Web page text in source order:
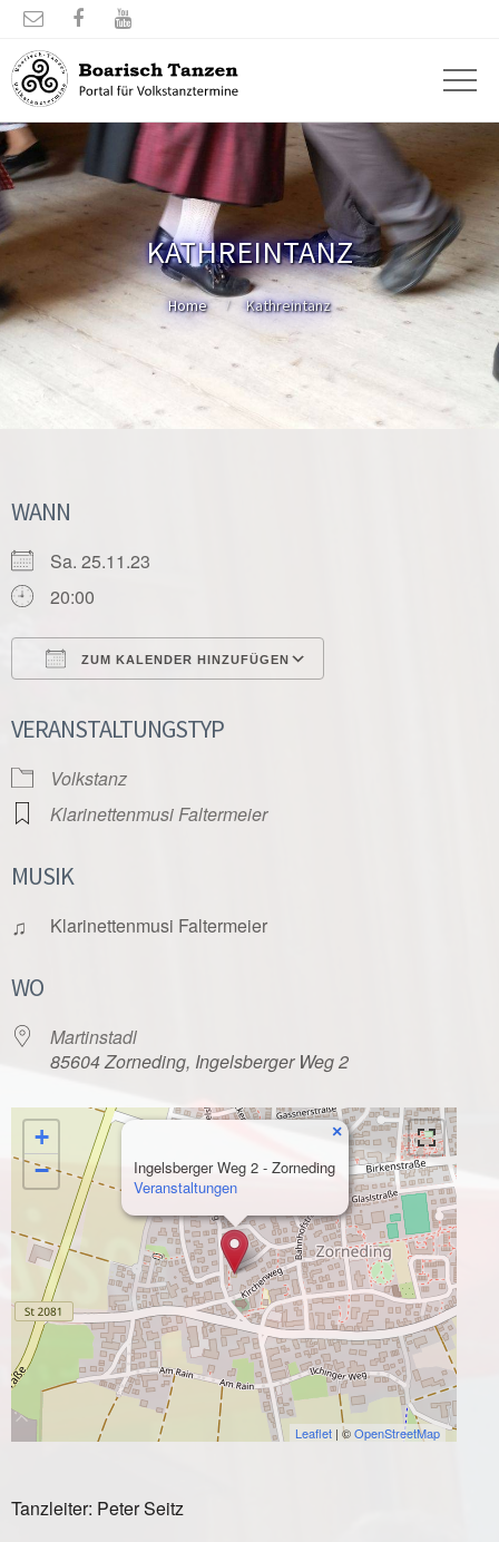
  
KATHREINTANZ
Home Kathreintanz
WANN
Sa. 25.11.23
20:00
ZUM KALENDER HINZUFÜGEN
VERANSTALTUNGSTYP
Volkstanz
Klarinettenmusi Faltermeier
MUSIK
♫ Klarinettenmusi Faltermeier
WO
Martinstadl
85604 Zorneding, Ingelsberger Weg 2
Ingelsberger Weg 2 - Zorneding
Veranstaltungen
×
+
−
Leaflet | ©OpenStreetMap
Tanzleiter: Peter Seitz